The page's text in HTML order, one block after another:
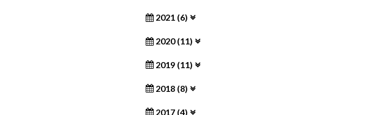
2021 (6)
2020 (11)
2019 (11)
2018 (8)
2017 (4)